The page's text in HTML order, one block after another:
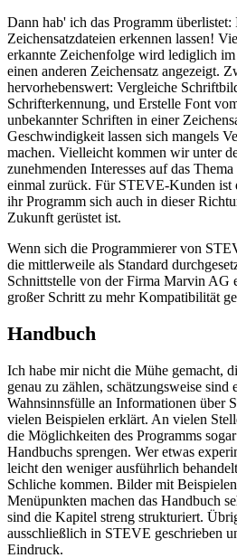
Dann hab' ich das Programm überlistet:
Zeichensatzdateien erkennen lassen!
erkannte Zeichenfolge wird lediglich
einen anderen Zeichensatz angezeigt.
hervorhebenswert: Vergleiche
Schrifterkennung, und Erstelle Font
unbekannter Schriften in einer
Geschwindigkeit lassen sich mangels
machen. Vielleicht kommen wir unter
zunehmenden Interesses auf das
einmal zurück. Für STEVE-Kunden ist
ihr Programm sich auch in dieser
Zukunft gerüstet ist.
Wenn sich die Programmierer von
die mittlerweile als Standard
Schnittstelle von der Firma Marvin AG
großer Schritt zu mehr Kompatibilität
Handbuch
Ich habe mir nicht die Mühe gemacht,
genau zu zählen, schätzungsweise sind
Wahnsinnsfülle an Informationen über
vielen Beispielen erklärt. An vielen
die Möglichkeiten des Programms
Handbuchs sprengen. Wer etwas
leicht den weniger ausführlich
Schliche kommen. Bilder mit
Menüpunkten machen das Handbuch
sind die Kapitel streng strukturiert.
ausschließlich in STEVE geschrieben
Eindruck.